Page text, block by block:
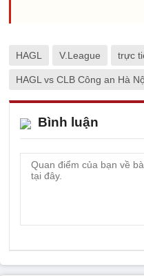
HAGL V.League trực
HAGL vs CLB Công an Hà
Bình luận